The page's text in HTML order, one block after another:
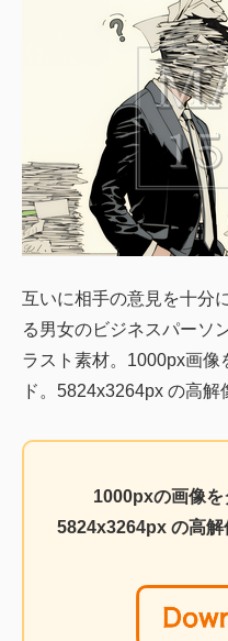
互いに相手の意見を十分
る男女のビジネスパーソ
ラスト素材。1000px画像
ド。5824x3264px の高解
1000pxの画像
5824x3264px の高解